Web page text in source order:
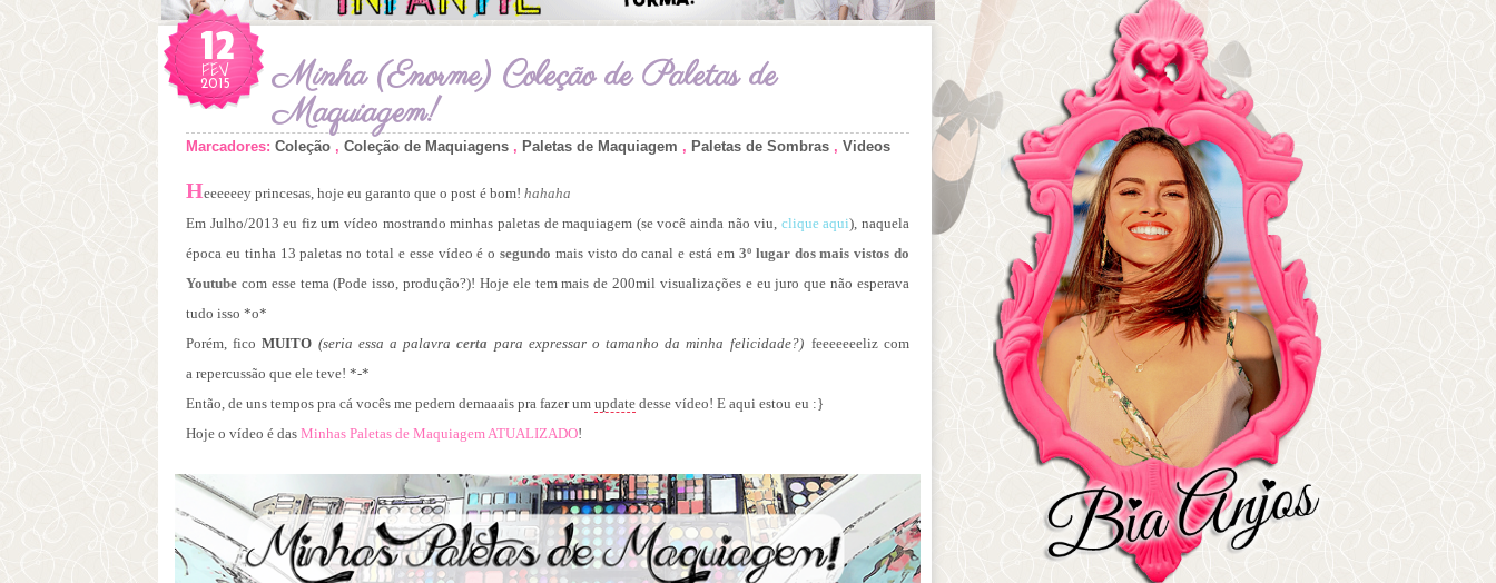
12
FEV
2015
Minha (Enorme) Coleção de Paletas de
Maquiagem!
Marcadores: Coleção , Coleção de Maquiagens , Paletas de Maquiagem , Paletas de Sombras , Videos
Heeeeeey princesas, hoje eu garanto que o post é bom! hahaha
Em Julho/2013 eu fiz um vídeo mostrando minhas paletas de maquiagem (se você ainda não viu, clique aqui), naquela
época eu tinha 13 paletas no total e esse vídeo é osegundo mais visto do canal e está em 3º lugar dos mais vistos do
Youtube com esse tema(Pode isso, produção?)! Hoje ele tem mais de 200mil visualizações e eu juro que não esperava
tudo isso *o*
Porém, ficoMUITO (seria essa a palavracerta para expressar o tamanho da minha felicidade?) feeeeeeeliz com
a repercussão que ele teve! *-*
Então, de uns tempos pra cá vocês me pedem demaaais pra fazer um update desse vídeo! E aqui estou eu :}
Hoje o vídeo é das Minhas Paletas de Maquiagem ATUALIZADO!